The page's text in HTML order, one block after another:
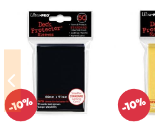
-10% -10%